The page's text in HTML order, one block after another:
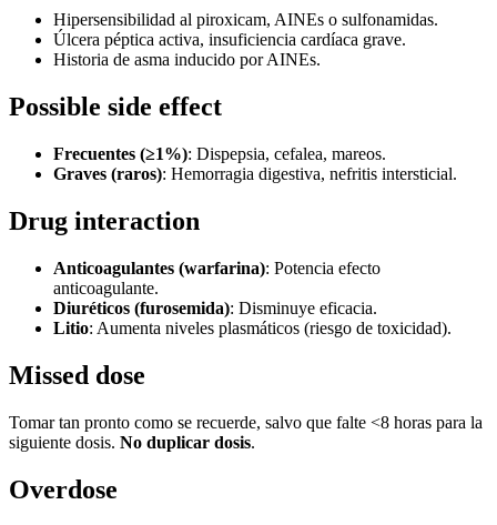
Hipersensibilidad al piroxicam, AINEs o sulfonamidas.
Úlcera péptica activa, insuficiencia cardíaca grave.
Historia de asma inducido por AINEs.
Possible side effect
Frecuentes (≥1%): Dispepsia, cefalea, mareos.
Graves (raros): Hemorragia digestiva, nefritis intersticial.
Drug interaction
Anticoagulantes (warfarina): Potencia efecto
anticoagulante.
Diuréticos (furosemida): Disminuye eficacia.
Litio: Aumenta niveles plasmáticos (riesgo de toxicidad).
Missed dose
Tomar tan pronto como se recuerde, salvo que falte <8 horas para la
siguiente dosis. No duplicar dosis.
Overdose